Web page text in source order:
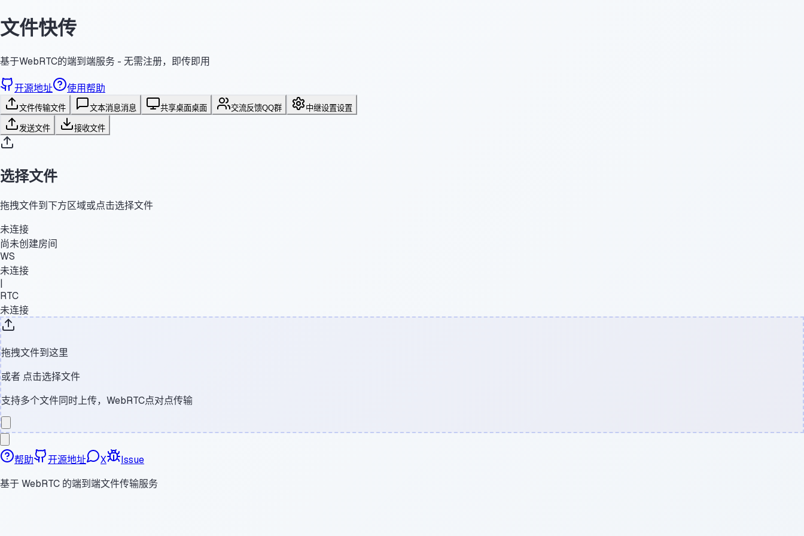
文件快传
基于WebRTC的端到端服务 - 无需注册，即传即用
开源地址 使用帮助
文件传输文件 文本消息消息 共享桌面桌面 交流反馈QQ群 中继设置设置
发送文件 接收文件
选择文件
拖拽文件到下方区域或点击选择文件
未连接
尚未创建房间
WS
未连接
|
RTC
未连接
拖拽文件到这里
或者 点击选择文件
支持多个文件同时上传，WebRTC点对点传输
帮助 开源地址 X
Issue
基于 WebRTC 的端到端文件传输服务